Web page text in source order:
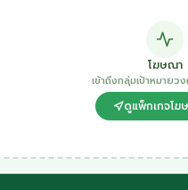
โฆษณา
เข้าถึงกลุ่มเป้าหมายว
ดูแพ็กเกจโ